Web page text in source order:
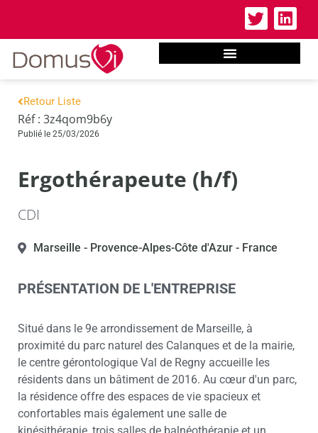
Retour Liste
Réf : 3z4qom9b6y
Publié le 25/03/2026
Ergothérapeute (h/f)
CDI
Marseille - Provence-Alpes-Côte d'Azur - France
PRÉSENTATION DE L'ENTREPRISE
Situé dans le 9e arrondissement de Marseille, à
proximité du parc naturel des Calanques et de la mairie,
le centre gérontologique Val de Regny accueille les
résidents dans un bâtiment de 2016. Au cœur d'un parc,
la résidence offre des espaces de vie spacieux et
confortables mais également une salle de